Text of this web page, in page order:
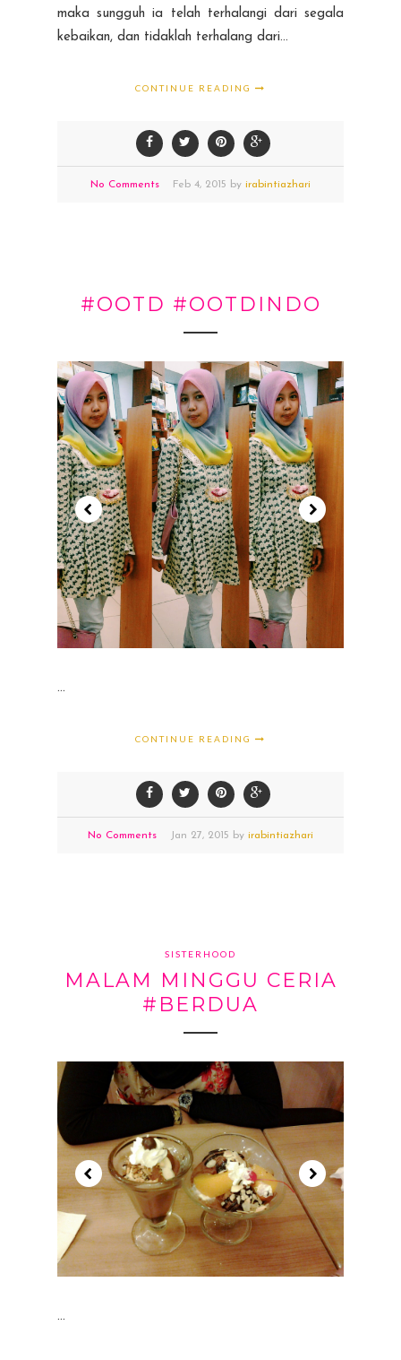
maka sungguh ia telah terhalangi dari segala
kebaikan, dan tidaklah terhalang dari...
CONTINUE READING
No Comments Feb 4, 2015 by irabintiazhari
#OOTD #OOTDINDO
...
CONTINUE READING
No Comments Jan 27, 2015 by irabintiazhari
SISTERHOOD
MALAM MINGGU CERIA
#BERDUA
...